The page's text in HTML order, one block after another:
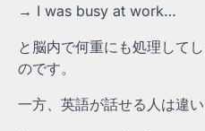
→ I was busy at work…
と脳内で何重にも処理して
のです。
一方、英語が話せる人は違い